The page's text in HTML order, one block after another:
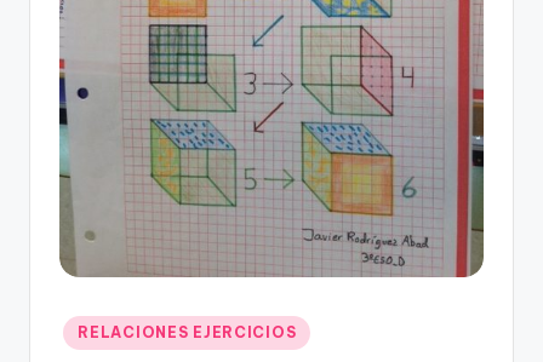
Publicado
en
RELACIONES EJERCICIOS